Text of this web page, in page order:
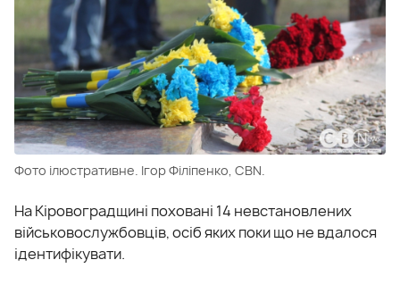
Фото ілюстративне. Ігор Філіпенко, CBN.
На Кіровоградщині поховані 14 невстановлених
військовослужбовців, осіб яких поки що не вдалося
ідентифікувати.